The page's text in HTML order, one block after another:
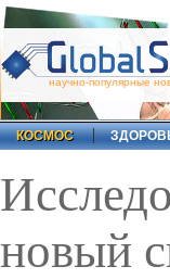
научно-популярные
КОСМОС
новый